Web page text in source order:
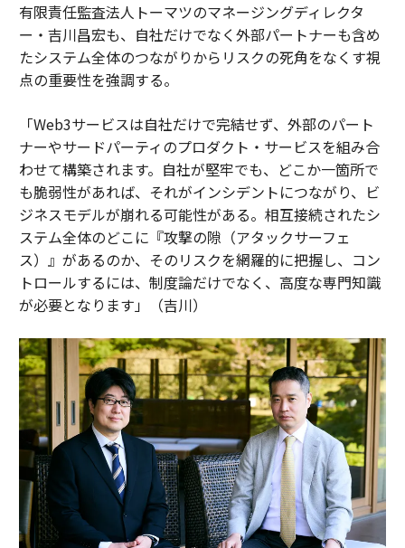
有限責任監査法人トーマツのマネージングディレクタ
ー・吉川昌宏も、自社だけでなく外部パートナーも含め
たシステム全体のつながりからリスクの死角をなくす視
点の重要性を強調する。
「Web3サービスは自社だけで完結せず、外部のパート
ナーやサードパーティのプロダクト・サービスを組み合
わせて構築されます。自社が堅牢でも、どこか一箇所で
も脆弱性があれば、それがインシデントにつながり、ビ
ジネスモデルが崩れる可能性がある。相互接続されたシ
ステム全体のどこに『攻撃の隙（アタックサーフェ
ス）』があるのか、そのリスクを網羅的に把握し、コン
トロールするには、制度論だけでなく、高度な専門知識
が必要となります」（吉川）